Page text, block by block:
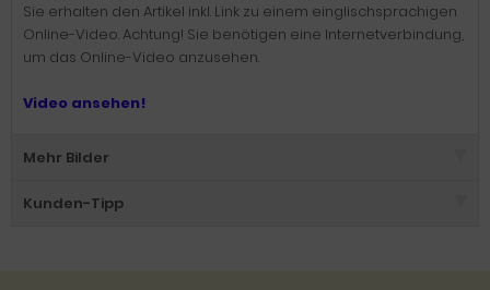
Sie erhalten den Artikel inkl. Link zu einem einglischsprachigen
Online-Video. Achtung! Sie benötigen eine Internetverbindung,
um das Online-Video anzusehen.
Video ansehen!
Mehr Bilder
Kunden-Tipp